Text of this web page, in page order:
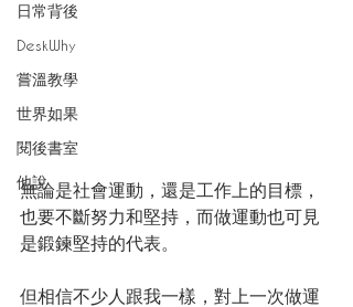
日常背後
DeskWhy
嘗溫教學
世界如果
閱後書室
他說
無論是社會運動，還是工作上的目標，
也要不斷努力和堅持，而做運動也可見
是鍛鍊堅持的代表。
但相信不少人跟我一樣，對上一次做運